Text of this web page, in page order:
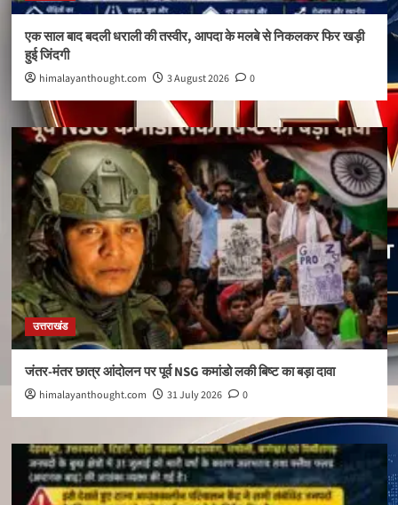
एक साल बाद बदली धराली की तस्वीर, आपदा के मलबे से निकलकर फिर खड़ी
हुई जिंदगी
himalayanthought.com 3 August 2026 0
उत्तराखंड
जंतर-मंतर छात्र आंदोलन पर पूर्व NSG कमांडो लकी बिष्ट का बड़ा दावा
himalayanthought.com 31 July 2026 0